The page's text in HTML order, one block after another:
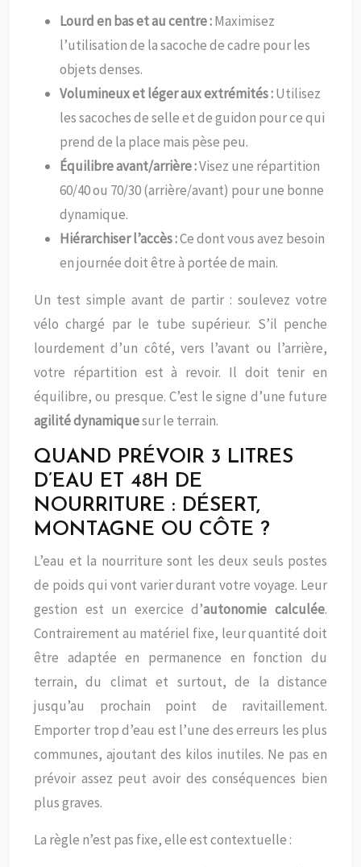
Lourd en bas et au centre :Maximisez
l’utilisation de la sacoche de cadre pour les
objets denses.
Volumineux et léger aux extrémités :Utilisez
les sacoches de selle et de guidon pour ce qui
prend de la place mais pèse peu.
Équilibre avant/arrière :Visez une répartition
60/40 ou 70/30 (arrière/avant) pour une bonne
dynamique.
Hiérarchiser l’accès :Ce dont vous avez besoin
en journée doit être à portée de main.
Un test simple avant de partir : soulevez votre
vélo chargé par le tube supérieur. S’il penche
lourdement d’un côté, vers l’avant ou l’arrière,
votre répartition est à revoir. Il doit tenir en
équilibre, ou presque. C’est le signe d’une future
agilité dynamiquesur le terrain.
QUAND PRÉVOIR 3 LITRES
D’EAU ET 48H DE
NOURRITURE : DÉSERT,
MONTAGNE OU CÔTE ?
L’eau et la nourriture sont les deux seuls postes
de poids qui vont varier durant votre voyage. Leur
gestion est un exercice d’autonomie calculée.
Contrairement au matériel fixe, leur quantité doit
être adaptée en permanence en fonction du
terrain, du climat et surtout, de la distance
jusqu’au prochain point de ravitaillement.
Emporter trop d’eau est l’une des erreurs les plus
communes, ajoutant des kilos inutiles. Ne pas en
prévoir assez peut avoir des conséquences bien
plus graves.
La règle n’est pas fixe, elle est contextuelle :